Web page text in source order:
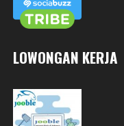
LOWONGAN KERJA